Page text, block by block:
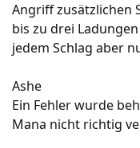
Angriff zusätzlichen
bis zu drei
jedem Schlag aber
Ashe
Ein Fehler wurde
Mana nicht richtig